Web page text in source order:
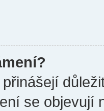
se objevují